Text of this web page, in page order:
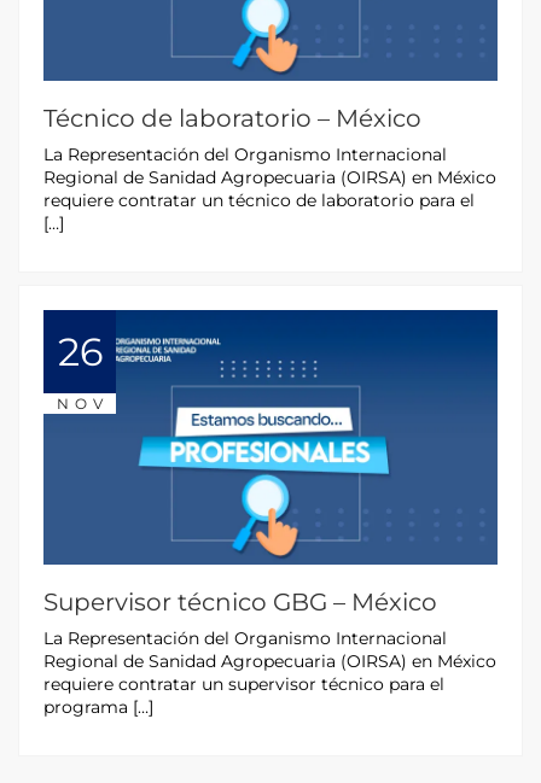
Técnico de laboratorio – México
La Representación del Organismo Internacional
Regional de Sanidad Agropecuaria (OIRSA) en México
requiere contratar un técnico de laboratorio para el
[…]
26
NOV
Supervisor técnico GBG – México
La Representación del Organismo Internacional
Regional de Sanidad Agropecuaria (OIRSA) en México
requiere contratar un supervisor técnico para el
programa […]